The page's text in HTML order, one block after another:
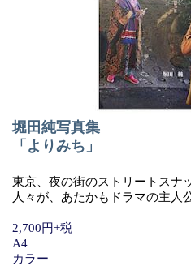
堀田純写真集
「よりみち」
東京、夜の街のストリートスナ
人々が、あたかもドラマの主人
2,700円+税
A4
カラー